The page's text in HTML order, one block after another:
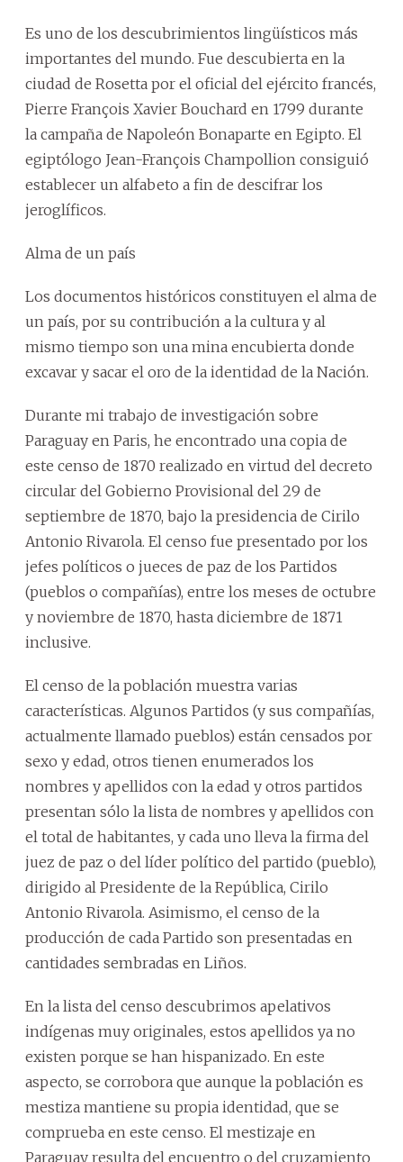
Es uno de los descubrimientos lingüísticos más
importantes del mundo. Fue descubierta en la
ciudad de Rosetta por el oficial del ejército francés,
Pierre François Xavier Bouchard en 1799 durante
la campaña de Napoleón Bonaparte en Egipto. El
egiptólogo Jean-François Champollion consiguió
establecer un alfabeto a fin de descifrar los
jeroglíficos.
Alma de un país
Los documentos históricos constituyen el alma de
un país, por su contribución a la cultura y al
mismo tiempo son una mina encubierta donde
excavar y sacar el oro de la identidad de la Nación.
Durante mi trabajo de investigación sobre
Paraguay en Paris, he encontrado una copia de
este censo de 1870 realizado en virtud del decreto
circular del Gobierno Provisional del 29 de
septiembre de 1870, bajo la presidencia de Cirilo
Antonio Rivarola. El censo fue presentado por los
jefes políticos o jueces de paz de los Partidos
(pueblos o compañías), entre los meses de octubre
y noviembre de 1870, hasta diciembre de 1871
inclusive.
El censo de la población muestra varias
características. Algunos Partidos (y sus compañías,
actualmente llamado pueblos) están censados por
sexo y edad, otros tienen enumerados los
nombres y apellidos con la edad y otros partidos
presentan sólo la lista de nombres y apellidos con
el total de habitantes, y cada uno lleva la firma del
juez de paz o del líder político del partido (pueblo),
dirigido al Presidente de la República, Cirilo
Antonio Rivarola. Asimismo, el censo de la
producción de cada Partido son presentadas en
cantidades sembradas en Liños.
En la lista del censo descubrimos apelativos
indígenas muy originales, estos apellidos ya no
existen porque se han hispanizado. En este
aspecto, se corrobora que aunque la población es
mestiza mantiene su propia identidad, que se
comprueba en este censo. El mestizaje en
Paraguay resulta del encuentro o del cruzamiento